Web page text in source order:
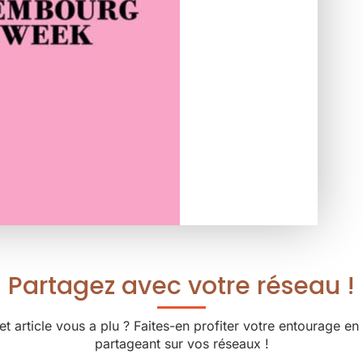
Partagez avec votre réseau !
article vous a plu ? Faites-en profiter votre entourage en
partageant sur vos réseaux !